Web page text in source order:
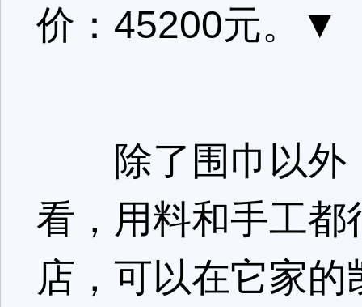
价：45200元。▼
除了围巾以外
看，用料和手工
店，可以在它家